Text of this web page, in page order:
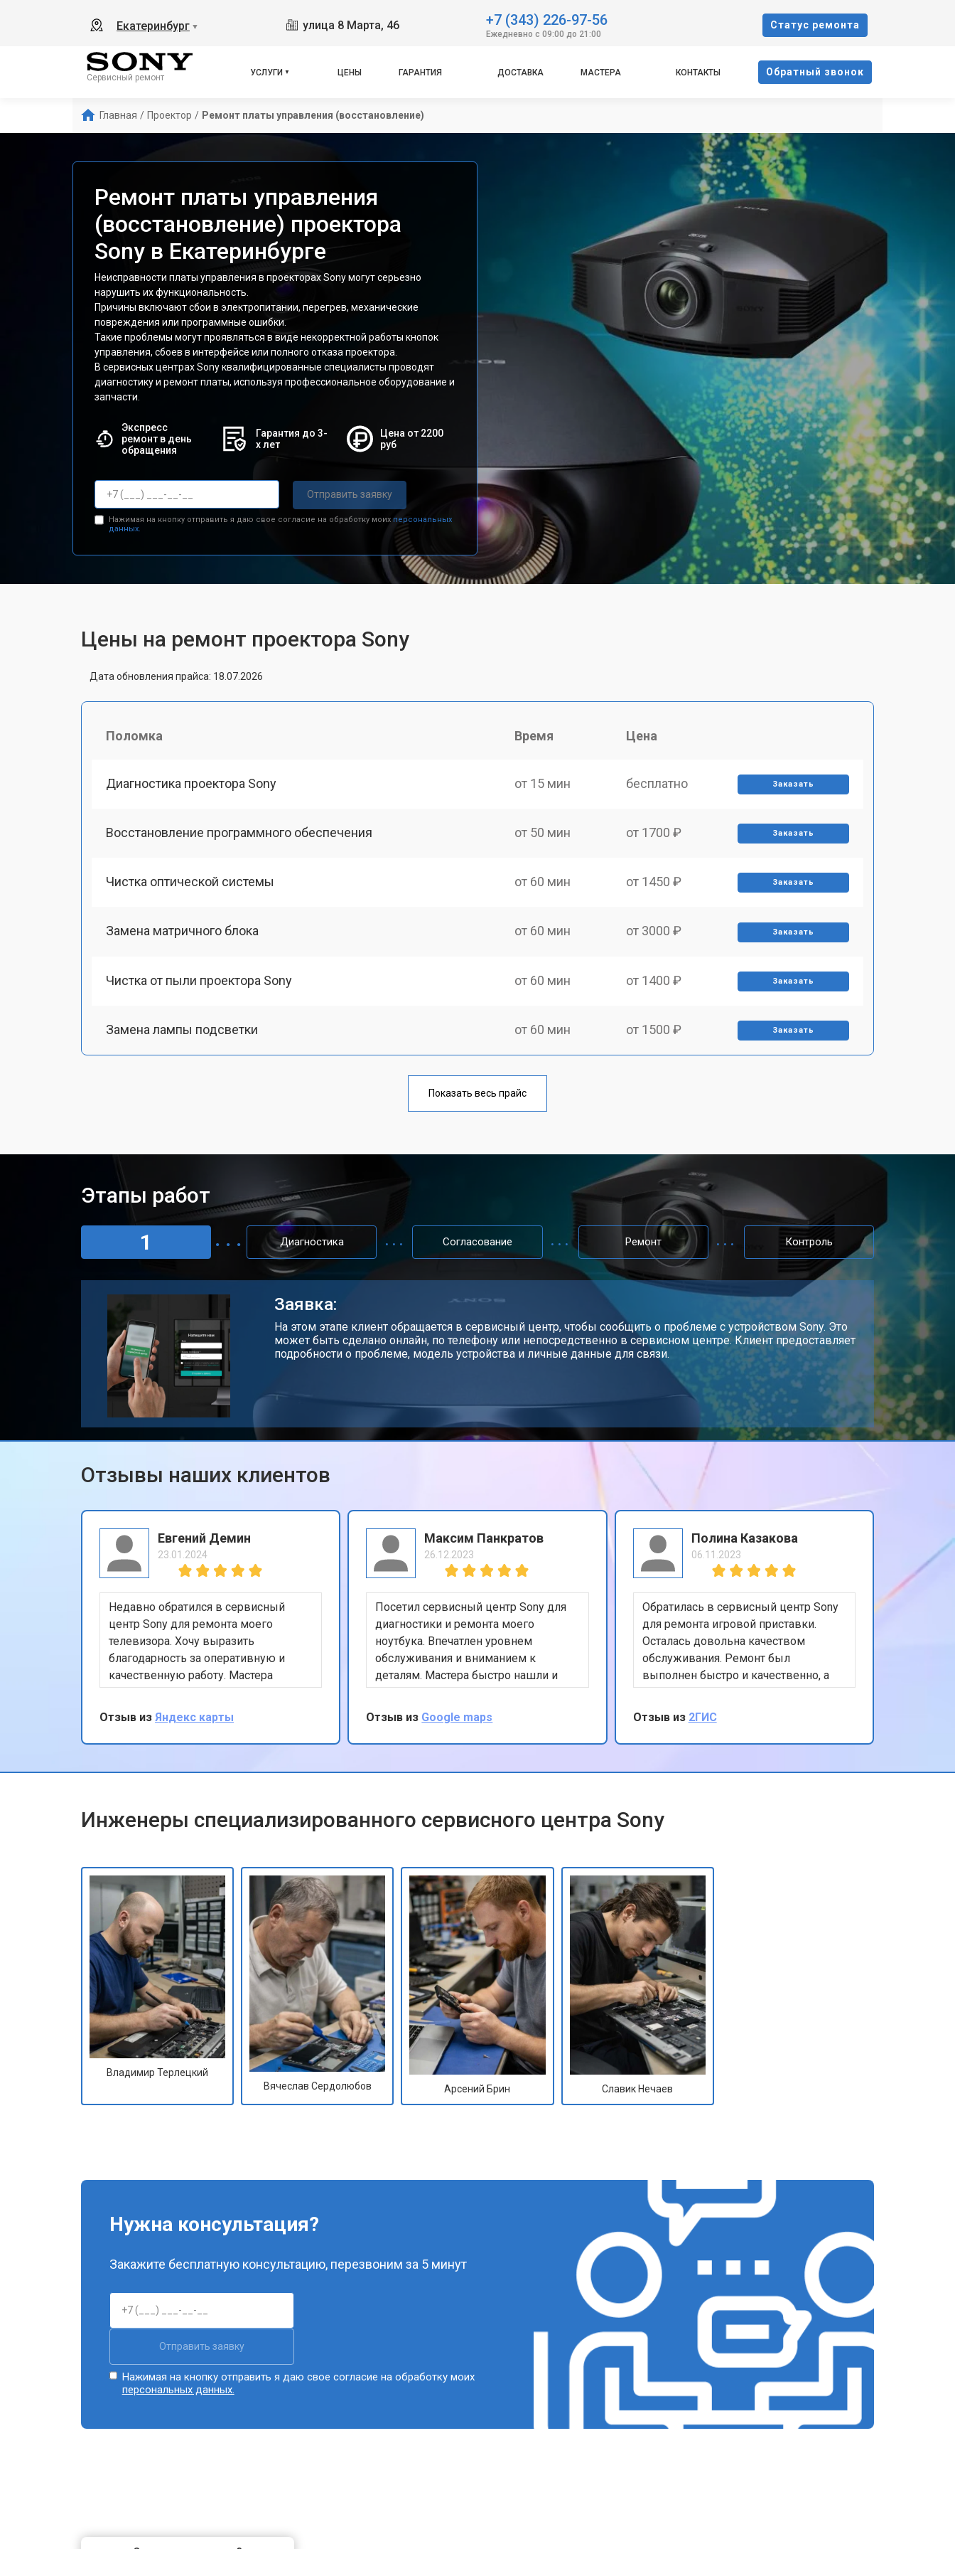
Екатеринбург ▼ улица 8 Марта, 46 +7 (343) 226-97-56
Ежедневно с 09:00 до 21:00
Cтатус ремонта
Сервисный ремонт
УСЛУГИ ЦЕНЫ ГАРАНТИЯ ДОСТАВКА МАСТЕРА КОНТАКТЫ Oбратный звонок
Главная / Проектор / Ремонт платы управления (восстановление)
Ремонт платы управления
(восстановление) проектора
Sony в Екатеринбурге
Неисправности платы управления в проекторах Sony могут серьезно
нарушить их функциональность.
Причины включают сбои в электропитании, перегрев, механические
повреждения или программные ошибки.
Такие проблемы могут проявляться в виде некорректной работы кнопок
управления, сбоев в интерфейсе или полного отказа проектора.
В сервисных центрах Sony квалифицированные специалисты проводят
диагностику и ремонт платы, используя профессиональное оборудование и
запчасти.
Экспресс
ремонт в день
обращения
Гарантия до 3-
х лет
Цена от 2200
руб
Отправить заявку
Нажимая на кнопку отправить я даю свое согласие на обработку моих персональных
данных.
Цены на ремонт проектора Sony
Дата обновления прайса: 18.07.2026
Поломка Время Цена
Диагностика проектора Sony от 15 мин бесплатно Заказать
Восстановление программного обеспечения от 50 мин от 1700 ₽ Заказать
Чистка оптической системы от 60 мин от 1450 ₽ Заказать
Замена матричного блока от 60 мин от 3000 ₽ Заказать
Чистка от пыли проектора Sony от 60 мин от 1400 ₽ Заказать
Замена лампы подсветки от 60 мин от 1500 ₽ Заказать
от 50 мин
Ремонт системы охлаждения от 2000 ₽
Ремонт блока питания от 70 мин от 2000 ₽ Заказать
от 1900 ₽
Показать весь прайс
Этапы работ
1
Диагностика Согласование Ремонт Контроль
Заявка:
На этом этапе клиент обращается в сервисный центр, чтобы сообщить о проблеме с устройством Sony. Это
может быть сделано онлайн, по телефону или непосредственно в сервисном центре. Клиент предоставляет
подробности о проблеме, модель устройства и личные данные для связи.
Отзывы наших клиентов
Евгений Демин
23.01.2024
Недавно обратился в сервисный
центр Sony для ремонта моего
телевизора. Хочу выразить
благодарность за оперативную и
качественную работу. Мастера
профессионально устранили
проблему, и теперь мой телевизор
работает безупречно. Особенно
порадовало, что ремонт был
вашу работу!
Отзыв из Яндекс карты
Максим Панкратов
26.12.2023
Посетил сервисный центр Sony для
диагностики и ремонта моего
ноутбука. Впечатлен уровнем
обслуживания и вниманием к
деталям. Мастера быстро нашли и
устранили проблему, а также
предоставили полезные советы по
уходу за устройством. Ценю ваш
профессионализм и рекомендую
Отзыв из Google maps
Полина Казакова
06.11.2023
Обратилась в сервисный центр Sony
для ремонта игровой приставки.
Осталась довольна качеством
обслуживания. Ремонт был
выполнен быстро и качественно, а
персонал был очень вежлив и
отзывчив. Спасибо за вашу помощь и
внимание к клиентам!
Отзыв из 2ГИС
Инженеры специализированного сервисного центра Sony
Владимир Терлецкий
Вячеслав Сердолюбов
Арсений Брин Славик Нечаев
Нужна консультация?
Закажите бесплатную консультацию, перезвоним за 5 минут
Отправить заявку
Нажимая на кнопку отправить я даю свое согласие на обработку моих
персональных данных.